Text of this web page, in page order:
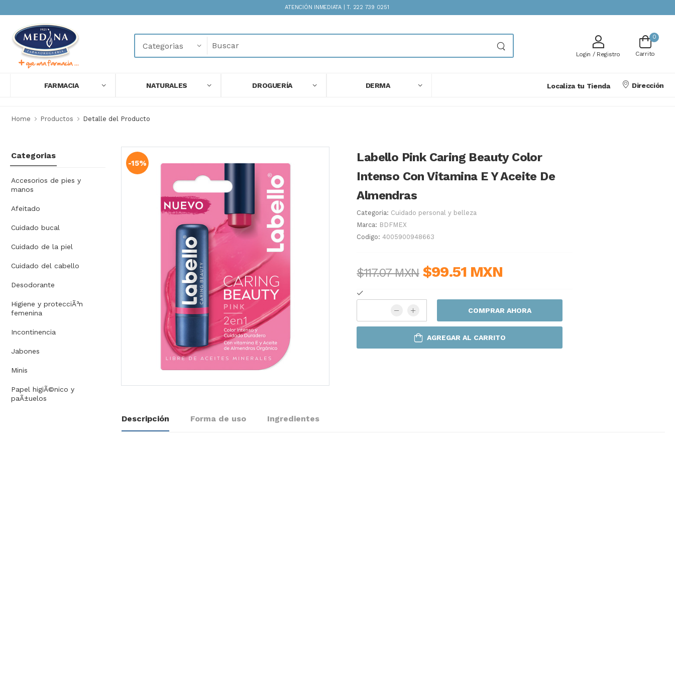
ATENCIÓN INMEDIATA | T. 222 739 0251
Login / Registro
0
Carrito
FARMACIA NATURALES DROGUERÍA DERMA Localiza tu Tienda Dirección
Home Productos Detalle del Producto
Categorias
Accesorios de pies y
manos
Afeitado
Cuidado bucal
Cuidado de la piel
Cuidado del cabello
Desodorante
Higiene y protecciÃ³n
femenina
Incontinencia
Jabones
Minis
Papel higiÃ©nico y
paÃ±uelos
-15%
Labello Pink Caring Beauty Color
Intenso Con Vitamina E Y Aceite De
Almendras
Categoria: Cuidado personal y belleza
Marca: BDFMEX
Codigo:4005900948663
$117.07 MXN $99.51 MXN
COMPRAR AHORA
AGREGAR AL CARRITO
Descripción Forma de uso Ingredientes